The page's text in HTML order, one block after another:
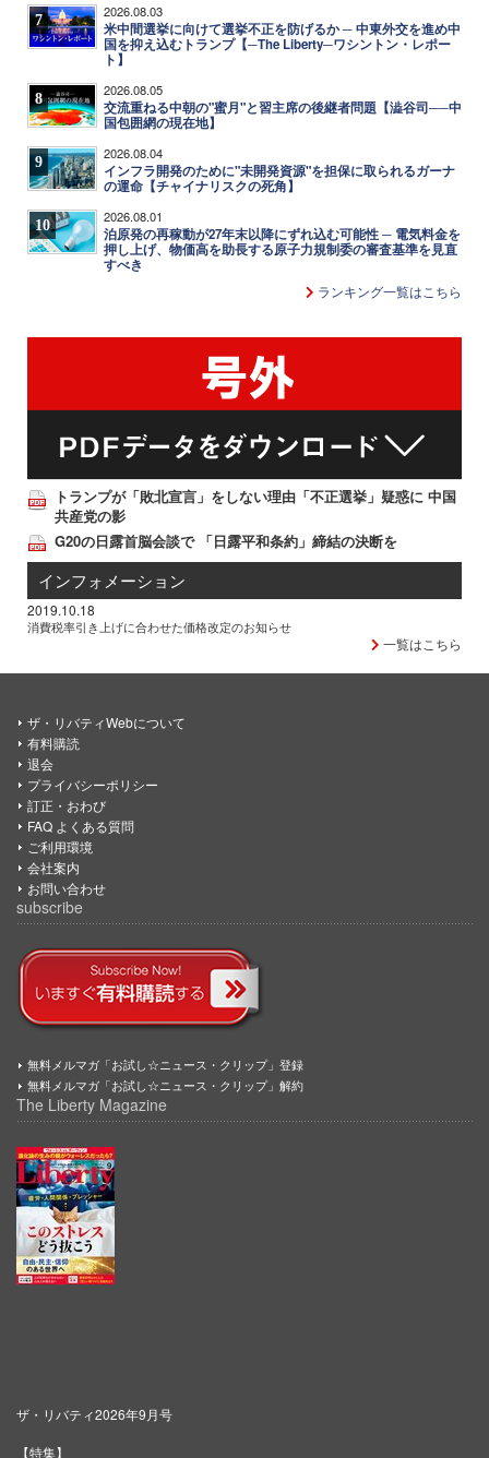
7 2026.08.03
米中間選挙に向けて選挙不正を防げるか ─ 中東外交を進め中
国を抑え込むトランプ【─The Liberty─ワシントン・レポー
ト】
8 2026.08.05
交流重ねる中朝の"蜜月"と習主席の後継者問題【澁谷司──中
国包囲網の現在地】
9 2026.08.04
インフラ開発のために"未開発資源"を担保に取られるガーナ
の運命【チャイナリスクの死角】
10 2026.08.01
泊原発の再稼動が27年末以降にずれ込む可能性 ─ 電気料金を
押し上げ、物価高を助長する原子力規制委の審査基準を見直
すべき
ランキング一覧はこちら
トランプが「敗北宣言」をしない理由「不正選挙」疑惑に 中国
共産党の影
G20の日露首脳会談で 「日露平和条約」締結の決断を
インフォメーション
2019.10.18
消費税率引き上げに合わせた価格改定のお知らせ
一覧はこちら
ザ・リバティWebについて
有料購読
退会
プライバシーポリシー
訂正・おわび
FAQ よくある質問
ご利用環境
会社案内
お問い合わせ
subscribe
無料メルマガ「お試し☆ニュース・クリップ」登録
無料メルマガ「お試し☆ニュース・クリップ」解約
The Liberty Magazine
ザ・リバティ2026年9月号
【特集】